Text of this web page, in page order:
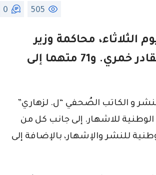
505
0
الثلاثاء، محاكمة وزير
الشباب والرياضة الأسبق، عبد القادر خمري. و71 متهما إلى
و الكاتب الصُحفي “ل. لزهاري”
للاشهار. إلى جانب كل من
للنشر والإشهار، بالإضافة إلى